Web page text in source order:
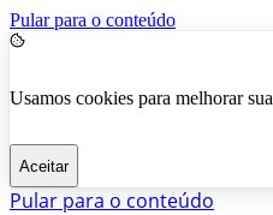
Pular para o conteúdo
Usamos cookies para melhorar
Aceitar
Pular para o conteúdo